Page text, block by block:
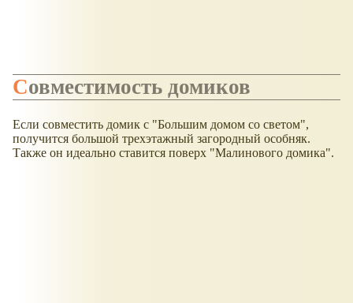
Совместимость домиков
Если совместить домик с "Большим домом со светом",
получится большой трехэтажный загородный особняк.
Также он идеально ставится поверх "Малинового домика".